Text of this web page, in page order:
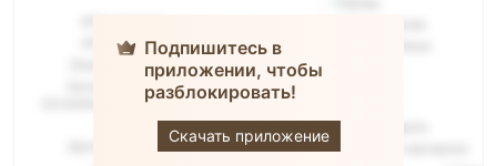
Подпишитесь в
приложении, чтобы
разблокировать!
Скачать приложение
abc group